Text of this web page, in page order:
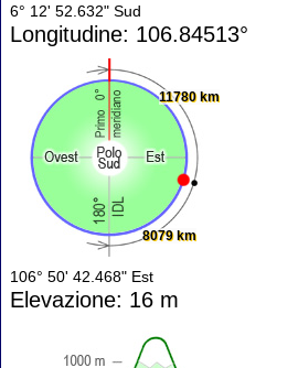
6° 12' 52.632" Sud
Longitudine: 106.84513°
11780 km
8079 km
106° 50' 42.468" Est
Elevazione: 16 m